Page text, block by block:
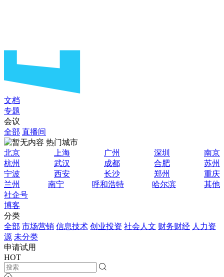
文档
专题
会议
全部 直播间
热门城市
北京
上海 广州 深圳
南京
杭州
武汉 成都 合肥
苏州
宁波
西安 长沙 郑州
重庆
兰州
南宁 呼和浩特 哈尔滨
其他
社企号
博客
分类
全部 市场营销 信息技术 创业投资 社会人文 财务财经 人力资
源 未分类
申请试用
HOT